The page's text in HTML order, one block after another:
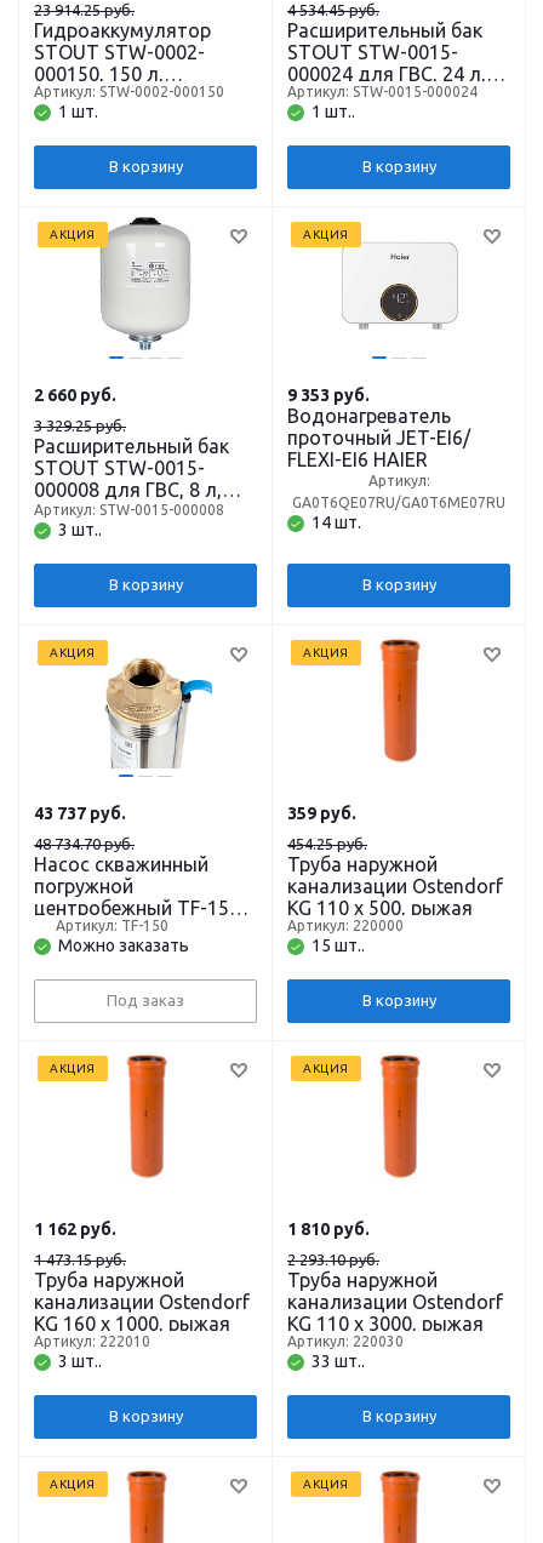
Гидроаккумулятор
STOUT STW-0002-
000150, 150 л,
вертикальный,
подключение 1 дюйм,
1 шт.
Артикул: STW-0002-000150
23 914.25 руб.
В корзину
Расширительный бак
STOUT STW-0015-
000024 для ГВС, 24 л,
вертикальный,
подключение 3/4
1 шт..
Артикул: STW-0015-000024
4 534.45 руб.
В корзину
АКЦИЯ
Расширительный бак
STOUT STW-0015-
000008 для ГВС, 8 л,
вертикальный,
подключение 3/4
3 шт..
Артикул: STW-0015-000008
2 660 руб.
3 329.25 руб.
В корзину
АКЦИЯ
Водонагреватель
проточный JET-EI6/
FLEXI-EI6 HAIER
14 шт.
Артикул:
GA0T6QE07RU/GA0T6ME07RU
9 353 руб.
В корзину
АКЦИЯ
Насос скважинный
погружной
центробежный TF-150
(4", 220В, 2500Вт,
5000л/ч, 155м, 1 1/4")
BELAMOS
Можно заказать
Артикул: TF-150
43 737 руб.
48 734.70 руб.
Под заказ
АКЦИЯ
Труба наружной
канализации Ostendorf
KG 110 х 500, рыжая
15 шт..
Артикул: 220000
359 руб.
454.25 руб.
В корзину
АКЦИЯ
Труба наружной
канализации Ostendorf
KG 160 х 1000, рыжая
3 шт..
Артикул: 222010
1 162 руб.
1 473.15 руб.
В корзину
АКЦИЯ
Труба наружной
канализации Ostendorf
KG 110 х 3000, рыжая
33 шт..
Артикул: 220030
1 810 руб.
2 293.10 руб.
В корзину
АКЦИЯ АКЦИЯ